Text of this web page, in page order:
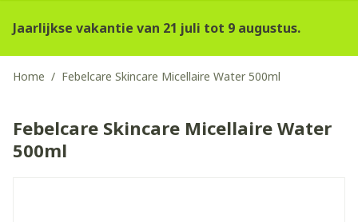
Jaarlijkse vakantie van 21 juli tot 9 augustus.
Home / Febelcare Skincare Micellaire Water 500ml
Febelcare Skincare Micellaire Water
500ml